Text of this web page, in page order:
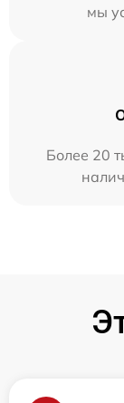
мы
Более 20